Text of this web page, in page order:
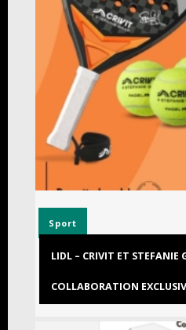
Sport
LIDL – CRIVIT ET STEFANIE
COLLABORATION